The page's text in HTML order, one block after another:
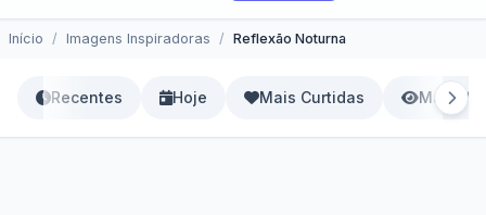
Início Imagens Inspiradoras Reflexão Noturna
Recentes Hoje Mais Curtidas Mais